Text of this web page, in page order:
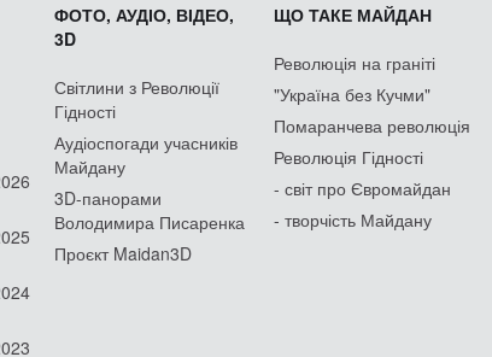
ФОТО, АУДІО, ВІДЕО,
3D
Світлини з Революції
Гідності
Аудіоспогади учасників
Майдану
3D-панорами
Володимира Писаренка
Проєкт Maidan3D
ЩО ТАКЕ МАЙДАН
Революція на граніті
"Україна без Кучми"
Помаранчева революція
Революція Гідності
- світ про Євромайдан
- творчість Майдану